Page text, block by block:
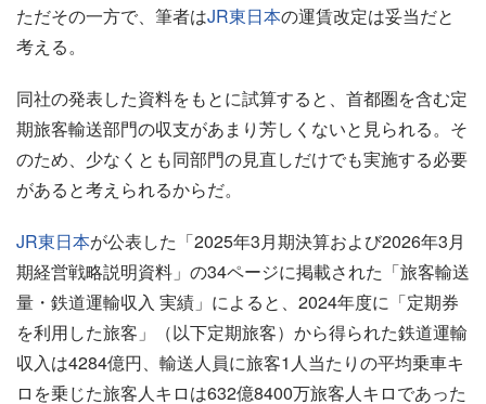
ただその一方で、筆者はJR東日本の運賃改定は妥当だと
考える。
同社の発表した資料をもとに試算すると、首都圏を含む定
期旅客輸送部門の収支があまり芳しくないと見られる。そ
のため、少なくとも同部門の見直しだけでも実施する必要
があると考えられるからだ。
JR東日本が公表した「2025年3月期決算および2026年3月
期経営戦略説明資料」の34ページに掲載された「旅客輸送
量・鉄道運輸収入 実績」によると、2024年度に「定期券
を利用した旅客」（以下定期旅客）から得られた鉄道運輸
収入は4284億円、輸送人員に旅客1人当たりの平均乗車キ
ロを乗じた旅客人キロは632億8400万旅客人キロであった